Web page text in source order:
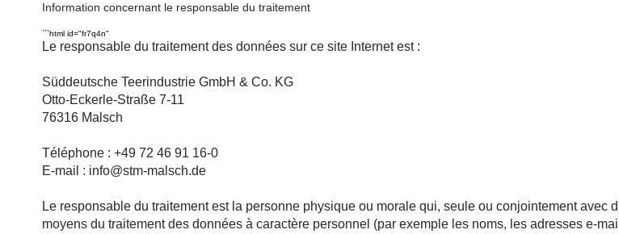
Information concernant le responsable du traitement
```html id="fr7q4n"
Le responsable du traitement des données sur ce site Internet est :
Süddeutsche Teerindustrie GmbH & Co. KG
Otto-Eckerle-Straße 7-11
76316 Malsch
Téléphone : +49 72 46 91 16-0
E-mail : info@stm-malsch.de
Le responsable du traitement est la personne physique ou morale qui, seule ou conjointement avec
moyens du traitement des données à caractère personnel (par exemple les noms, les adresses e-